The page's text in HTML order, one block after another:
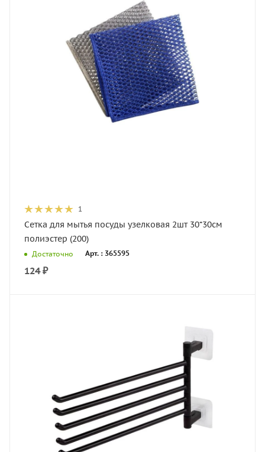
1
Сетка для мытья посуды узелковая 2шт 30*30см
полиэстер (200)
Достаточно Арт. : 365595
124₽